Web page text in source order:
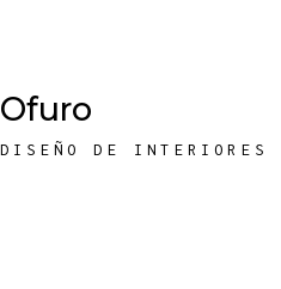
Ofuro
DISEÑO DE INTERIORES